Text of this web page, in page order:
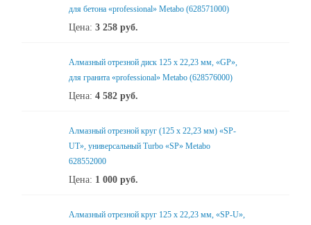
для бетона «professional» Metabo (628571000)
Цена: 3 258 руб.
Алмазный отрезной диск 125 x 22,23 мм, «GP»,
для гранита «professional» Metabo (628576000)
Цена: 4 582 руб.
Алмазный отрезной круг (125 x 22,23 мм) «SP-
UT», универсальный Turbo «SP» Metabo
628552000
Цена: 1 000 руб.
Алмазный отрезной круг 125 x 22,23 мм, «SP-U»,